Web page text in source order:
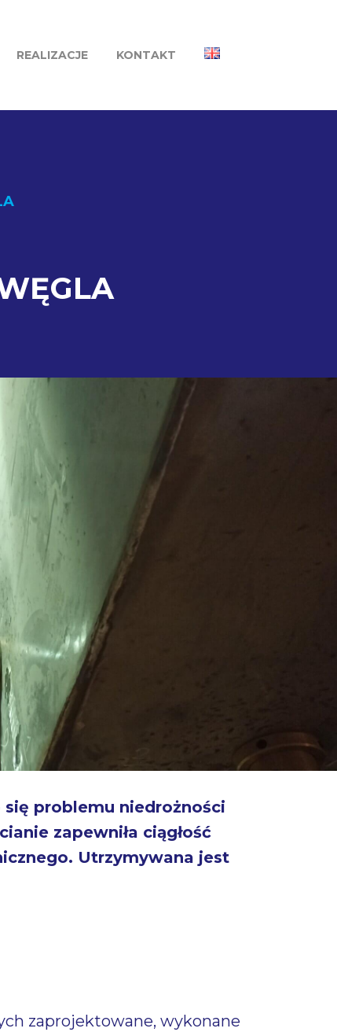
REALIZACJE KONTAKT
problemu niedrożności
zapewniła ciągłość
Utrzymywana jest
zaprojektowane, wykonane